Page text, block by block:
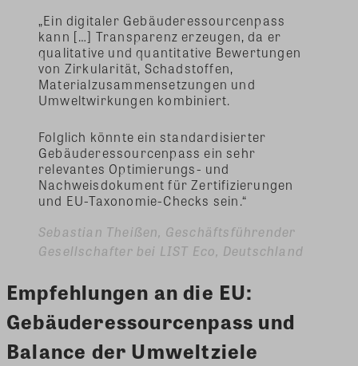
„Ein digitaler Gebäuderessourcenpass
kann […] Transparenz erzeugen, da er
qualitative und quantitative Bewertungen
von Zirkularität, Schadstoffen,
Materialzusammensetzungen und
Umweltwirkungen kombiniert.
Folglich könnte ein standardisierter
Gebäuderessourcenpass ein sehr
relevantes Optimierungs- und
Nachweisdokument für Zertifizierungen
und EU-Taxonomie-Checks sein.“
Sebastian Theißen, Geschäftsführender
Gesellschafter bei LIST Eco, Deutschland
Empfehlungen an die EU:
Gebäuderessourcenpass und
Balance der Umweltziele